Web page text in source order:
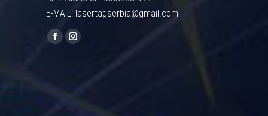
E-MAIL: lasertagserbia@gmail.com
Find us on:
FacebookInstagram